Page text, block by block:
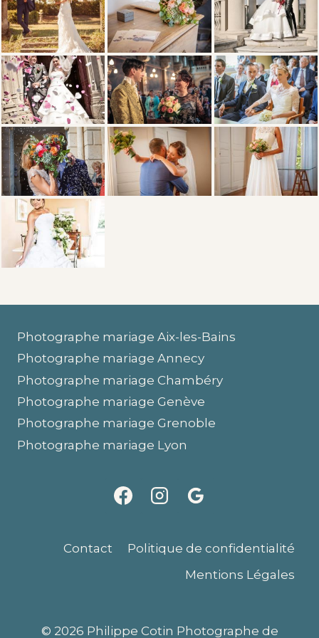
Photographe mariage Aix-les-Bains
Photographe mariage Annecy
Photographe mariage Chambéry
Photographe mariage Genève
Photographe mariage Grenoble
Photographe mariage Lyon
Contact
Politique de confidentialité
Mentions Légales
© 2026 Philippe Cotin Photographe de